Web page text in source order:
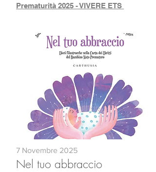
Prematurità 2025 - VIVERE ETS
7 Novembre 2025
Nel tuo abbraccio